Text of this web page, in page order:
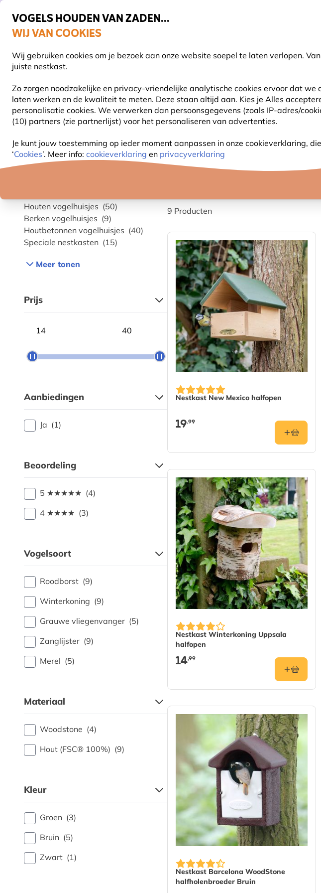
VOGELS HOUDEN VAN ZADEN...
WIJ VAN COOKIES
Wij gebruiken cookies om je bezoek aan onze website soepel te laten verlopen.
juiste nestkast.
Zo zorgen noodzakelijke en privacy-vriendelijke analytische cookies ervoor dat
laten werken en de kwaliteit te meten. Deze staan altijd aan. Kies je Alles
personalisatie cookies. We verwerken dan persoonsgegevens (zoals IP-adres/
(10) partners (zie partnerlijst) voor het personaliseren van advertenties.
Je kunt jouw toestemming op ieder moment aanpassen in onze cookieverklaring,
‘Cookies’. Meer info: cookieverklaring en privacyverklaring
Uitstekend beoordeeld in 11 landen
Gratis thuisbezorgd vanaf €49
Zoeken
VOGELVOER VOEDERSYSTEMEN VOGELHUISJES ANDERE DIEREN
Houten vogelhuisjes (50)
Berken vogelhuisjes (9)
Houtbetonnen vogelhuisjes (40)
Speciale nestkasten (15)
Meer tonen
Prijs
Aanbiedingen
Ja (1)
Beoordeling
5 ★★★★★ (4)
4 ★★★★ (3)
Vogelsoort
Roodborst (9)
Winterkoning (9)
Grauwe vliegenvanger (5)
Zanglijster (9)
Merel (5)
Materiaal
Woodstone (4)
Hout (FSC® 100%) (9)
Kleur
Groen (3)
Bruin (5)
Zwart (1)
13057
9 Producten
Nestkast New Mexico halfopen
19,99
Nestkast Winterkoning Uppsala
halfopen
14,99
Nestkast Barcelona WoodStone
halfholenbroeder Bruin